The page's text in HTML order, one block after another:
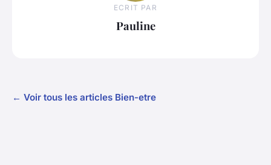
ECRIT PAR
Pauline
← Voir tous les articles Bien-etre